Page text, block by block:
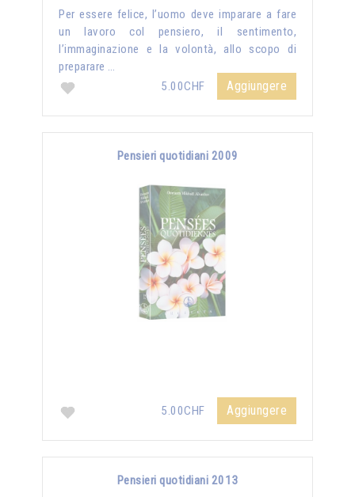
Per essere felice, l’uomo deve imparare a fare
un lavoro col pensiero, il sentimento,
l’immaginazione e la volontà, allo scopo di
preparare …
5.00CHF
Aggiungere
Pensieri quotidiani 2009
5.00CHF Aggiungere
Pensieri quotidiani 2013